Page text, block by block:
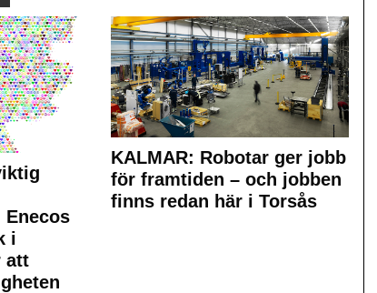
i
att
KALMAR: Robotar ger jobb
för framtiden – och jobben
finns redan här i Torsås